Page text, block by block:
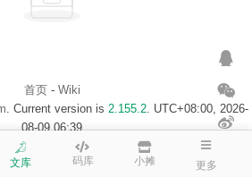
文库 码库 小摊 更多
首页- Wiki
. Current version is 2.155.2. UTC+08:00, 2026-
08-09 06:39
14020137号-1 $访客地图$